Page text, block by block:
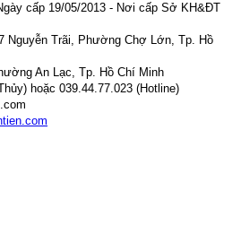
cấp 19/05/2013 - Nơi cấp Sở KH&ĐT
Nguyễn Trãi, Phường Chợ Lớn, Tp. Hồ
An Lạc, Tp. Hồ Chí Minh
hoặc 039.44.77.023 (Hotline)